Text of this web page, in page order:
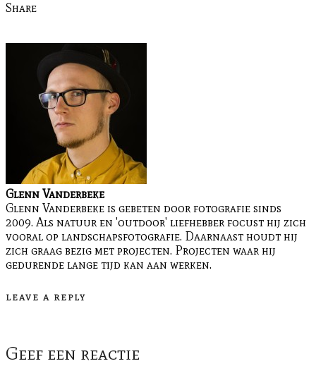
Share
Glenn Vanderbeke
Glenn Vanderbeke is gebeten door fotografie sinds
2009. Als natuur en 'outdoor' liefhebber focust hij zich
vooral op landschapsfotografie. Daarnaast houdt hij
zich graag bezig met projecten. Projecten waar hij
gedurende lange tijd kan aan werken.
LEAVE A REPLY
Geef een reactie